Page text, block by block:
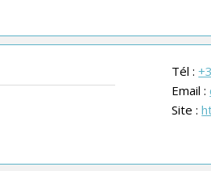
Tél :
Email :
Site :